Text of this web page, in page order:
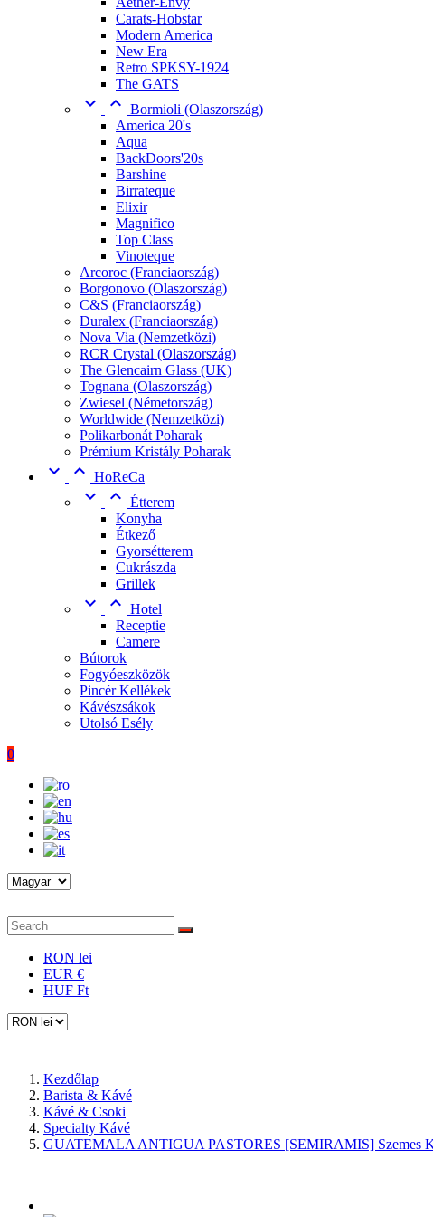
Carats-Hobstar
Modern America
New Era
Retro SPKSY-1924
The GATS
  Bormioli (Olaszország)
America 20's
Aqua
BackDoors'20s
Barshine
Birrateque
Elixir
Magnifico
Top Class
Vinoteque
Arcoroc (Franciaország)
Borgonovo (Olaszország)
C&S (Franciaország)
Duralex (Franciaország)
Nova Via (Nemzetközi)
RCR Crystal (Olaszország)
The Glencairn Glass (UK)
Tognana (Olaszország)
Zwiesel (Németország)
Worldwide (Nemzetközi)
Polikarbonát Poharak
Prémium Kristály Poharak
  HoReCa
  Étterem
Konyha
Étkező
Gyorsétterem
Cukrászda
Grillek
  Hotel
Receptie
Camere
Bútorok
Fogyóeszközök
Pincér Kellékek
Kávészsákok
Utolsó Esély
0
RON lei
EUR €
HUF Ft
Kezdőlap
Barista & Kávé
Kávé & Csoki
Specialty Kávé
GUATEMALA ANTIGUA PASTORES [SEMIRAMIS] Szemes